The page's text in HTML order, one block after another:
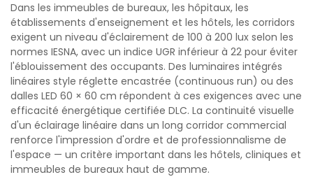
Dans les immeubles de bureaux, les hôpitaux, les
établissements d'enseignement et les hôtels, les corridors
exigent un niveau d'éclairement de 100 à 200 lux selon les
normes IESNA, avec un indice UGR inférieur à 22 pour éviter
l'éblouissement des occupants. Des luminaires intégrés
linéaires style réglette encastrée (continuous run) ou des
dalles LED 60 × 60 cm répondent à ces exigences avec une
efficacité énergétique certifiée DLC. La continuité visuelle
d'un éclairage linéaire dans un long corridor commercial
renforce l'impression d'ordre et de professionnalisme de
l'espace — un critère important dans les hôtels, cliniques et
immeubles de bureaux haut de gamme.